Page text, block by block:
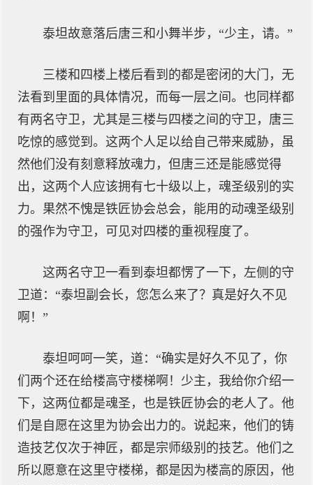
泰坦故意落后唐三和小舞半步，“少主，请。”
三楼和四楼上楼后看到的都是密闭的大门，无
法看到里面的具体情况，而每一层之间。也同样都
有两名守卫，尤其是三楼与四楼之间的守卫，唐三
吃惊的感觉到。这两个人足以给自己带来威胁，虽
然他们没有刻意释放魂力，但唐三还是能感觉得
出，这两个人应该拥有七十级以上，魂圣级别的实
力。果然不愧是铁匠协会总会，能用的动魂圣级别
的强作为守卫，可见对四楼的重视程度了。
这两名守卫一看到泰坦都愣了一下，左侧的守
卫道：“泰坦副会长，您怎么来了？真是好久不见
啊！”
泰坦呵呵一笑，道：“确实是好久不见了，你
们两个还在给楼高守楼梯啊！少主，我给你介绍一
下，这两位都是魂圣，也是铁匠协会的老人了。他
们是自愿在这里为协会出力的。说起来，他们的铸
造技艺仅次于神匠，都是宗师级别的技艺。他们之
所以愿意在这里守楼梯，都是因为楼高的原因，他